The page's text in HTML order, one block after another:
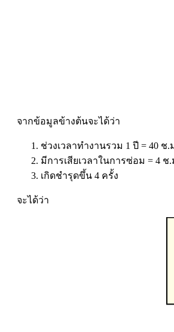
จากข้อมูลข้างต้นจะได้ว่า
ช่วงเวลาทำงานรวม 1 ปี = 40 ช
มีการเสียเวลาในการซ่อม = 4 ช.
เกิดชำรุดขึ้น 4 ครั้ง
จะได้ว่า